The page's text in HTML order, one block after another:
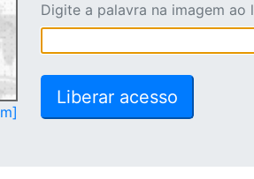
Digite a palavra na imagem ao